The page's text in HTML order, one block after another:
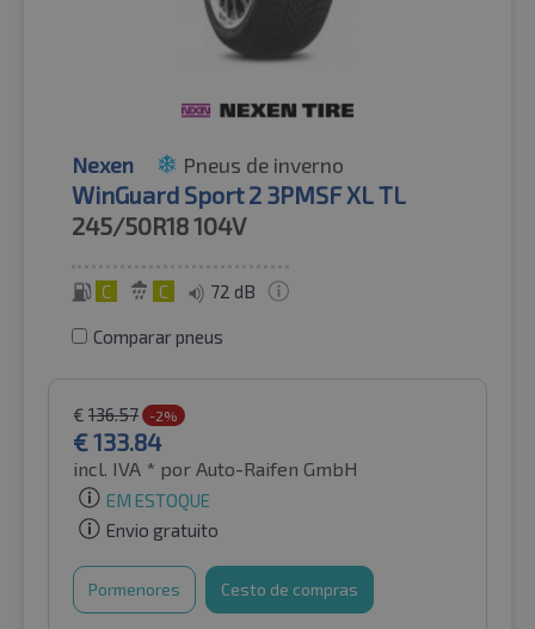
Nexen Pneus de inverno
WinGuard Sport 2 3PMSF XL TL
245/50R18104V
C C 72 dB
Comparar pneus
€ 136.57 -2%
€133.84
incl. IVA * por Auto-Raifen GmbH
EM ESTOQUE
Envio gratuito
Pormenores Cesto de compras